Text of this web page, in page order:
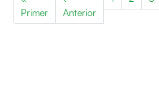
PrimerPrimera pàgina
AnteriorPàgina anterior